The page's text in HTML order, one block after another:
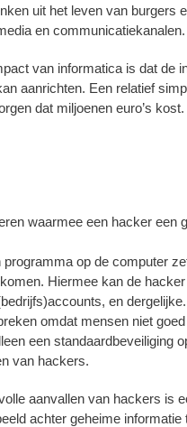
uit het leven van burgers
en communicatiekanalen.
van informatica is dat de
aanrichten. Een relatief
dat miljoenen euro’s kost.
waarmee een hacker een
op de computer
Hiermee kan de
en dergelijke.
omdat mensen niet
een standaardbeveiliging
van hackers.
aanvallen van hackers is
achter geheime